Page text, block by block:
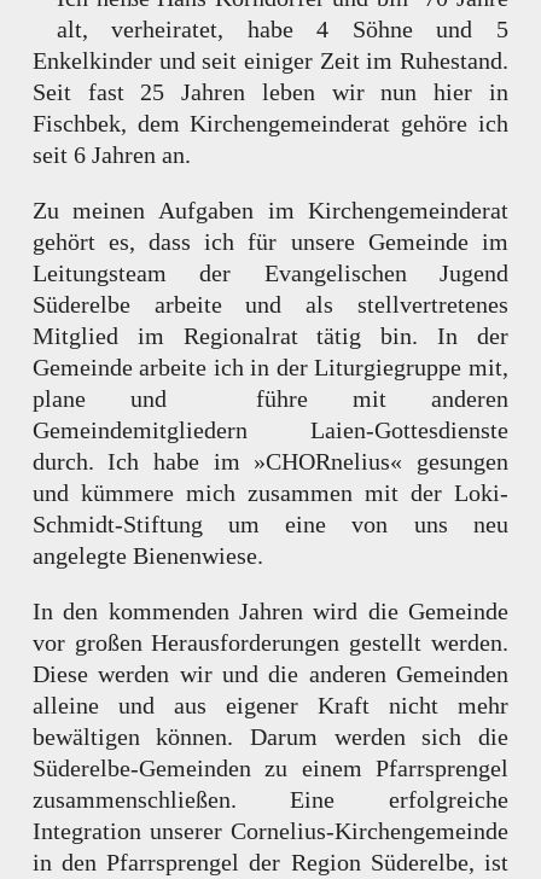
alt, verheiratet, habe 4 Söhne und 5
Enkelkinder und seit einiger Zeit im Ruhestand.
Seit fast 25 Jahren leben wir nun hier in
Fischbek, dem Kirchengemeinderat gehöre ich
seit 6 Jahren an.
Zu meinen Aufgaben im Kirchengemeinderat
gehört es, dass ich für unsere Gemeinde im
Leitungsteam der Evangelischen Jugend
Süderelbe arbeite und als stellvertretenes
Mitglied im Regionalrat tätig bin. In der
Gemeinde arbeite ich in der Liturgiegruppe mit,
plane und führe mit anderen
Gemeindemitgliedern Laien-Gottesdienste
durch. Ich habe im »CHORnelius« gesungen
und kümmere mich zusammen mit der Loki-
Schmidt-Stiftung um eine von uns neu
angelegte Bienenwiese.
In den kommenden Jahren wird die Gemeinde
vor großen Herausforderungen gestellt werden.
Diese werden wir und die anderen Gemeinden
alleine und aus eigener Kraft nicht mehr
bewältigen können. Darum werden sich die
Süderelbe-Gemeinden zu einem Pfarrsprengel
zusammenschließen. Eine erfolgreiche
Integration unserer Cornelius-Kirchengemeinde
in den Pfarrsprengel der Region Süderelbe, ist